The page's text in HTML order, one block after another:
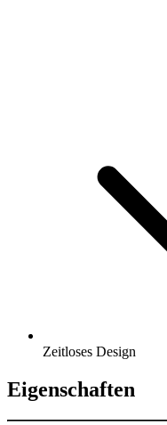
Zeitloses Design
Eigenschaften